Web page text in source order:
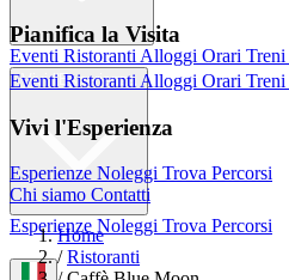
Eventi Ristoranti Alloggi Orari Treni
Esperienze Noleggi Trova Percorsi
Chi siamoContatti
Pianifica la Visita
Eventi Ristoranti Alloggi Orari Treni
Vivi l'Esperienza
Esperienze Noleggi Trova Percorsi
Chi siamo Contatti
Home
/ Ristoranti